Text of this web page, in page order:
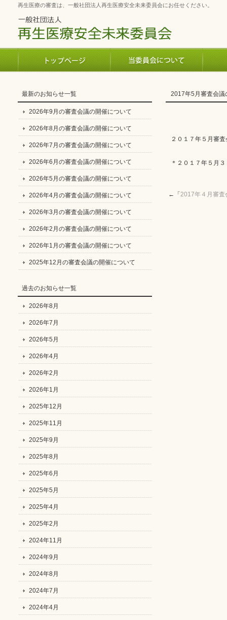
再生医療の審査は、一般社団法人再生医療安全未来委員会にお任せください。
2017年5月審査会議
２０１７年５月審
＊２０１７年５月
←「 2017年４月審査
最新のお知らせ一覧
2026年9月の審査会議の開催について
2026年8月の審査会議の開催について
2026年7月の審査会議の開催について
2026年6月の審査会議の開催について
2026年5月の審査会議の開催について
2026年4月の審査会議の開催について
2026年3月の審査会議の開催について
2026年2月の審査会議の開催について
2026年1月の審査会議の開催について
2025年12月の審査会議の開催について
過去のお知らせ一覧
2026年8月
2026年7月
2026年5月
2026年4月
2026年2月
2026年1月
2025年12月
2025年11月
2025年9月
2025年8月
2025年6月
2025年5月
2025年4月
2025年2月
2024年11月
2024年9月
2024年8月
2024年7月
2024年4月